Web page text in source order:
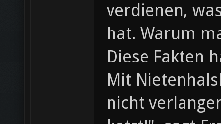
verdienen,
hat. Warum
Diese Fakten
Mit
nicht